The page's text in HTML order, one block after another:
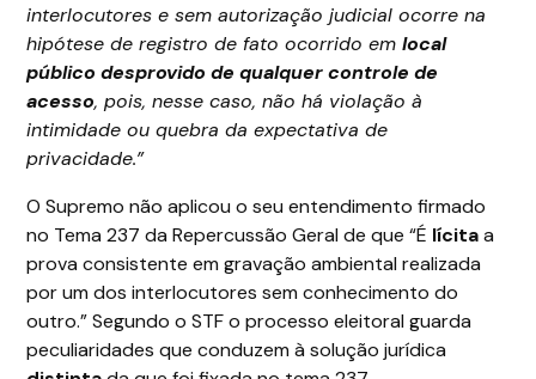
interlocutores e sem autorização judicial ocorre na
hipótese de registro de fato ocorrido emlocal
público desprovido de qualquer controle de
acesso, pois, nesse caso, não há violação à
intimidade ou quebra da expectativa de
privacidade.”
O Supremo não aplicou o seu entendimento firmado
no Tema 237 da Repercussão Geral de que “É lícitaa
prova consistente em gravação ambiental realizada
por um dos interlocutores sem conhecimento do
outro.” Segundo o STF o processo eleitoral guarda
peculiaridades que conduzem à solução jurídica